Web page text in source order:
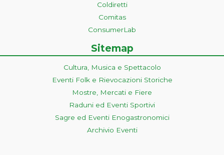
Coldiretti
Comitas
ConsumerLab
Sitemap
Cultura, Musica e Spettacolo
Eventi Folk e Rievocazioni Storiche
Mostre, Mercati e Fiere
Raduni ed Eventi Sportivi
Sagre ed Eventi Enogastronomici
Archivio Eventi